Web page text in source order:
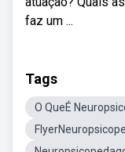
faz um ...
Tags
O QueÉ